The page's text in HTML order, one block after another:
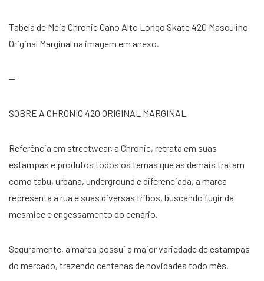
Tabela de Meia Chronic Cano Alto Longo Skate 420 Masculino
Original Marginal na imagem em anexo.
—
SOBRE A CHRONIC 420 ORIGINAL MARGINAL
Referência em streetwear, a Chronic, retrata em suas
estampas e produtos todos os temas que as demais tratam
como tabu, urbana, underground e diferenciada, a marca
representa a rua e suas diversas tribos, buscando fugir da
mesmice e engessamento do cenário.
Seguramente, a marca possui a maior variedade de estampas
do mercado, trazendo centenas de novidades todo mês.